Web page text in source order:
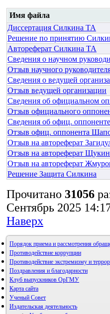
Имя файла
Диссертация Силкина ТА
Решение по принятию
Автореферат Силкина ТА
Сведения о научном
Отзыв научного
Сведения о ведущей
Отзыв ведущей организации
Сведения об официальном
Отзыв официального
Сведения об офиц.
Отзыв офиц. оппонента
Отзыв на автореферат
Отзыв на автореферат
Отзыв на автореферат
Решение Защита Силкина
Прочитано 31056
Сентябрь 2025
Наверх
Порядок приема и рассмотрения
Противодействие коррупции
Противодействие экстремизму и
Поздравления и благодарности
Клуб выпускников ОрГМУ
Карта сайта
Ученый Совет
Издательская деятельность